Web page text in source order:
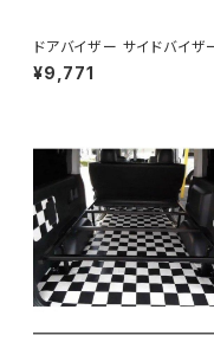
ドアバイザー サイドバイザ
ンク 900系 ルーミー 900
900A M910A サイドドア
¥9,771